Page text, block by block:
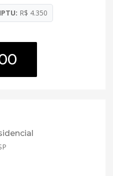
IPTU: R$ 4.350